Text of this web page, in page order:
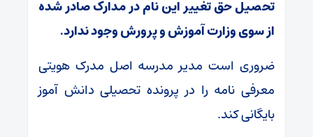
تحصیل حق تغییر این نام در مدارک صادر شده
از سوی وزارت آموزش و پرورش وجود ندارد.
ضروری است مدیر مدرسه اصل مدرک هویتی
معرفی نامه را در پرونده تحصیلی دانش آموز
بایگانی کند.